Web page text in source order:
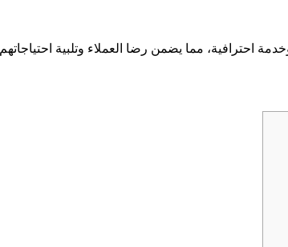
احترافية، مما يضمن رضا العملاء وتلبية احتياجاتهم